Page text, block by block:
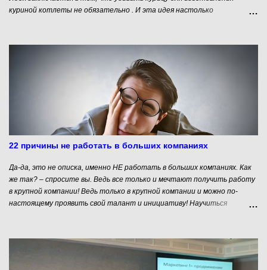
куриной котлеты не обязательно . И эта идея настолько
тысяч долларов. Затем в компанию вложили деньги такие серьезные
инвесторы, как New Crop Capital, Stray Dog Capital. В результате
стартап привлёк 3млн долларов инвестиций для разработки новой
технологии. Разработчики уверяют, что конечный продукт, который
сейчас стоит порядка $ 1000 за кг скоро будет стоить 10-11
долларов. Для сравнения: в 2013 году голландский стартап Mosa
Meats потратил на изготовление первого “гамбургера из пробирки”
330 тысяч долларов.
22 причины не работать в больших компаниях
Да-да, это не описка, именно НЕ работать в больших компаниях. Как
же так? – спросите вы. Ведь все только и мечтают получить работу
в крупной компании! Ведь только в крупной компании и можно по-
настоящему проявить свой талант и инициативу! Научиться
только работая среди настоящих профессионалов и самому можно
стать настоящим профессионалом! АГА…, ЩАС…, ТОКИ НЕ УСЕ
СРАЗУ… А знаете ли Вы, наивный друг, что крупным компаниям нужен